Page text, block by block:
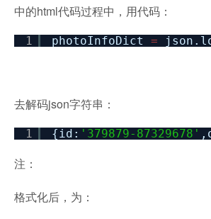
中的html代码过程中，用代码：
1 photoInfoDict =
去解码json字符串：
1 {id: '379879-87329678'
注：
格式化后，为：